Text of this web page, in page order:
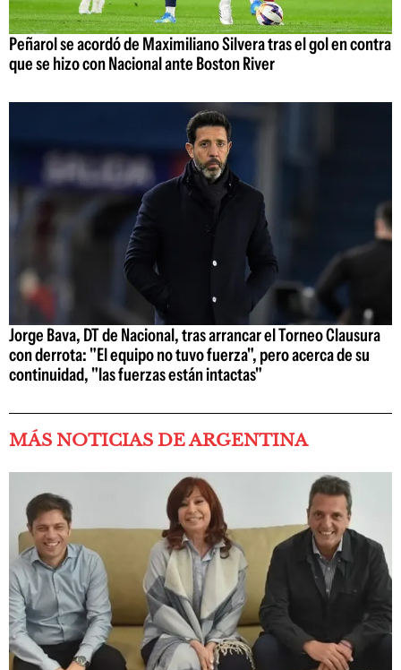
Peñarol se acordó de Maximiliano Silvera tras el gol en contra
que se hizo con Nacional ante Boston River
Jorge Bava, DT de Nacional, tras arrancar el Torneo Clausura
con derrota: "El equipo no tuvo fuerza", pero acerca de su
continuidad, "las fuerzas están intactas"
MÁS NOTICIAS DE ARGENTINA